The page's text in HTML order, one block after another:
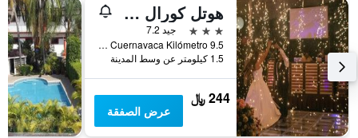
هوتل كورال كويرنافاكا
3 نجوم
جيد 7.2
Carretera Cuernavaca Kilómetro 9.5, تيميكسكو, ولاية موريلوس, المكسيك
1.5 كيلومتر عن وسط المدينة
244 ﷼
عرض الصفقة